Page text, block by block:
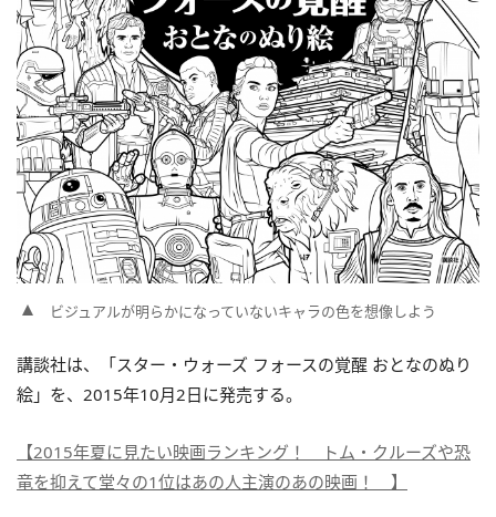
ビジュアルが明らかになっていないキャラの色を想像しよう
講談社は、「スター・ウォーズ フォースの覚醒 おとなのぬり
絵」を、2015年10月2日に発売する。
【2015年夏に見たい映画ランキング！ トム・クルーズや恐
竜を抑えて堂々の1位はあの人主演のあの映画！ 】